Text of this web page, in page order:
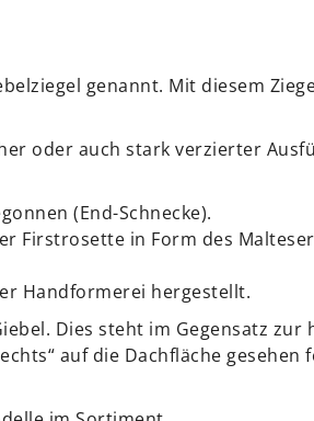
genannt. Mit diesem
oder auch stark verzierter
(End-Schnecke).
Firstrosette in Form des
Handformerei hergestellt.
Dies steht im Gegensatz zur
auf die Dachfläche gesehen